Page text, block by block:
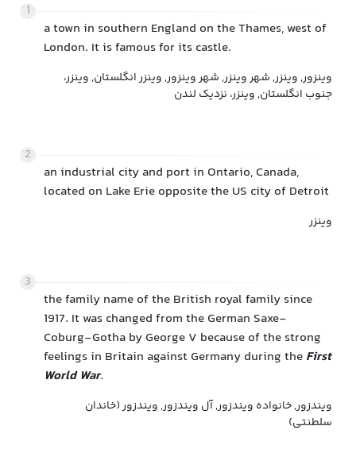
1
a town in southern England on the Thames, west of
London. It is famous for its castle.
وینزور, وینزر, شهر وینزر, شهر وینزور, وینزر انگلستان, وینزر،
جنوب انگلستان, وینزر، نزدیک لندن
2
an industrial city and port in Ontario, Canada,
located on Lake Erie opposite the US city of Detroit
وینزر
3
the family name of the British royal family since
1917. It was changed from the German Saxe-
Coburg-Gotha by George V because of the strong
feelings in Britain against Germany during the First
World War.
ویندزور, خانواده ویندزور, آل ویندزور, ویندزور (خاندان
سلطنتی)